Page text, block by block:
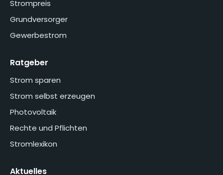
Strompreis
Grundversorger
Gewerbestrom
Ratgeber
Strom sparen
Strom selbst erzeugen
Photovoltaik
Rechte und Pflichten
Stromlexikon
Aktuelles